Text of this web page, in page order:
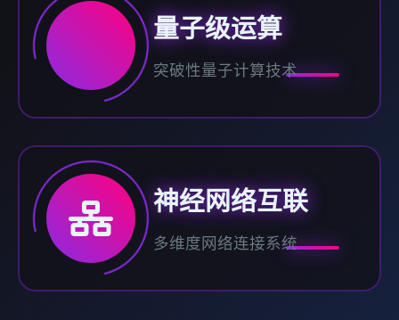
量子级运算
突破性量子计算技术
神经网络互联
多维度网络连接系统